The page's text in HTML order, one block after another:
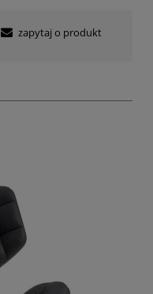
zapytaj o produkt